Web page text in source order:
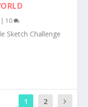
| 10
Sketch Challenge
1 2